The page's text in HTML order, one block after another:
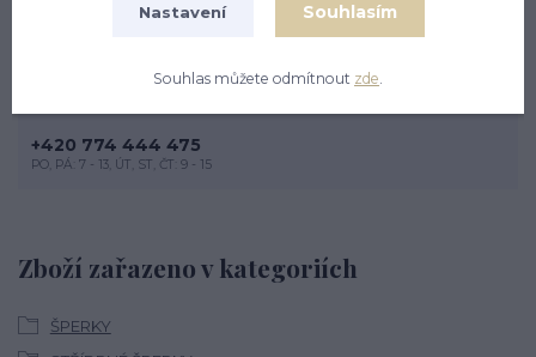
Zboží zařazeno v kategoriích
ŠPERKY
+420 774 444 475
PO, PÁ: 7 - 13, ÚT, ST, ČT: 9 - 15
Nastavení Souhlasím
Souhlas můžete odmítnout zde